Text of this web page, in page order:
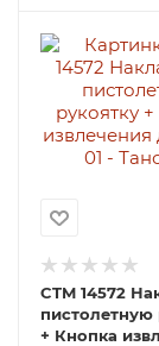
CTM 14572
пистолетную
+ Кнопка